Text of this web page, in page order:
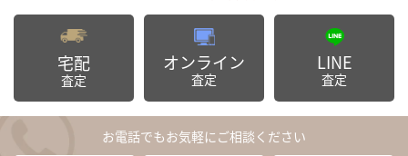
宅配
査定
オンライン
査定
LINE
査定
お電話でもお気軽にご相談ください